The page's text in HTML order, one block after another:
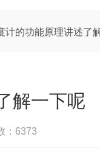
计的功能原理讲述了
解一下呢
：6373